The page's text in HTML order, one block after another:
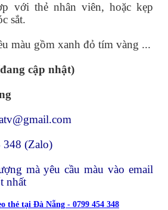
với thẻ nhân viên, hoặc kẹp
sắt.
màu gồm xanh đỏ tím vàng ...
cập nhật)
348 (Zalo)
mà yêu cầu màu vào email
nhất
thẻ tại Đà Nẵng - 0799 454 348